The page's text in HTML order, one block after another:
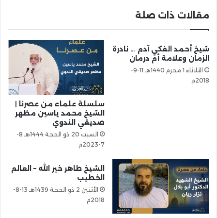
مقالات ذات صلة
شيخ أحمد الفكي آدم … نادرة
الزمان وعلامة أم درمان
الثلاثاء 1 محرم 1440هـ 11-9-
2018م
سلسلة علماء من عصرنا |
الشيخ محمد ياسين مظهر
صديقي الندوي
السبت 20 ذو الحجة 1444هـ 8-
7-2023م
الشيخ طاهر خير الله – العالم
الخطيب
الأثنين 2 ذو الحجة 1439هـ 13-8-
2018م